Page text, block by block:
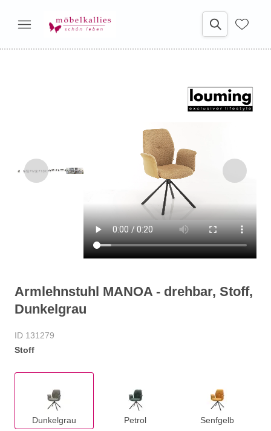
Armlehnstuhl MANOA - drehbar, Stoff,
Dunkelgrau
ID 131279
Stoff
Dunkelgrau Petrol Senfgelb